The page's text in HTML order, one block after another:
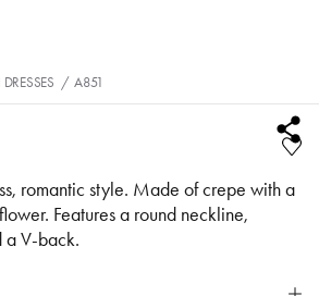
/ A851
romantic style. Made of crepe with a
Features a round neckline,
a V-back.